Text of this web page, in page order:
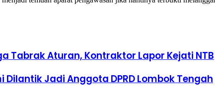
Tabrak Aturan, Kontraktor Lapor Kejati NTB
Jadi Anggota DPRD Lombok Tengah